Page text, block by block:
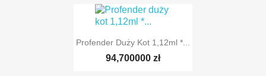
Profender Duży Kot 1,12ml *...
94,700000 zł